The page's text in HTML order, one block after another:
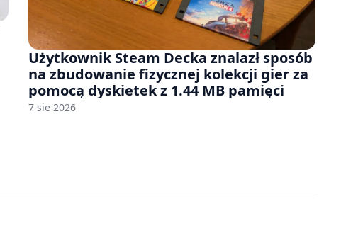
Użytkownik Steam Decka znalazł sposób
na zbudowanie fizycznej kolekcji gier za
pomocą dyskietek z 1.44 MB pamięci
7 sie 2026